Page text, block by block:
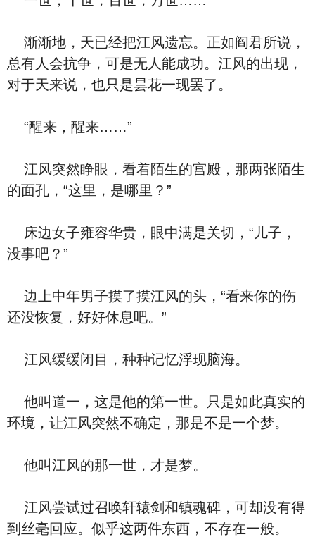
渐渐地，天已经把江风遗忘。正如阎君所说，
总有人会抗争，可是无人能成功。江风的出现，
对于天来说，也只是昙花一现罢了。
“醒来，醒来……”
江风突然睁眼，看着陌生的宫殿，那两张陌生
的面孔，“这里，是哪里？”
床边女子雍容华贵，眼中满是关切，“儿子，
没事吧？”
边上中年男子摸了摸江风的头，“看来你的伤
还没恢复，好好休息吧。”
江风缓缓闭目，种种记忆浮现脑海。
他叫道一，这是他的第一世。只是如此真实的
环境，让江风突然不确定，那是不是一个梦。
他叫江风的那一世，才是梦。
江风尝试过召唤轩辕剑和镇魂碑，可却没有得
到丝毫回应。似乎这两件东西，不存在一般。